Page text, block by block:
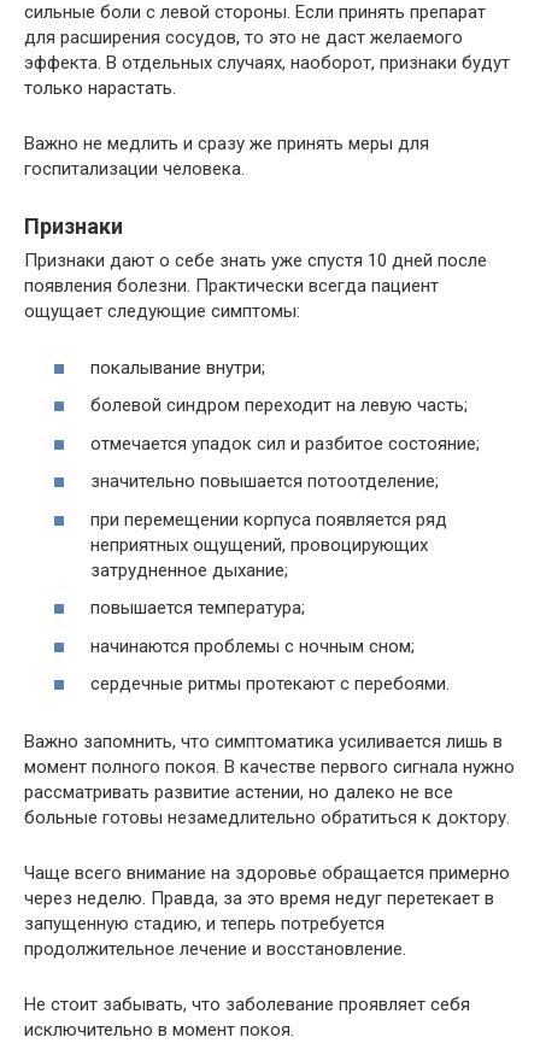
сильные боли с левой стороны. Если принять препарат
для расширения сосудов, то это не даст желаемого
эффекта. В отдельных случаях, наоборот, признаки будут
только нарастать.
Важно не медлить и сразу же принять меры для
госпитализации человека.
Признаки
Признаки дают о себе знать уже спустя 10 дней после
появления болезни. Практически всегда пациент
ощущает следующие симптомы:
покалывание внутри;
болевой синдром переходит на левую часть;
отмечается упадок сил и разбитое состояние;
значительно повышается потоотделение;
при перемещении корпуса появляется ряд
неприятных ощущений, провоцирующих
затрудненное дыхание;
повышается температура;
начинаются проблемы с ночным сном;
сердечные ритмы протекают с перебоями.
Важно запомнить, что симптоматика усиливается лишь в
момент полного покоя. В качестве первого сигнала нужно
рассматривать развитие астении, но далеко не все
больные готовы незамедлительно обратиться к доктору.
Чаще всего внимание на здоровье обращается примерно
через неделю. Правда, за это время недуг перетекает в
запущенную стадию, и теперь потребуется
продолжительное лечение и восстановление.
Не стоит забывать, что заболевание проявляет себя
исключительно в момент покоя.